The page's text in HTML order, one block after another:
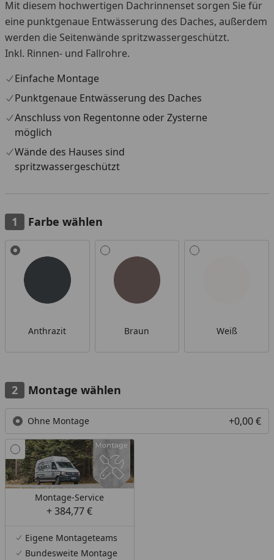
Mit diesem hochwertigen Dachrinnenset sorgen Sie für
eine punktgenaue Entwässerung des Daches, außerdem
werden die Seitenwände spritzwassergeschützt.
Inkl. Rinnen- und Fallrohre.
Einfache Montage
Punktgenaue Entwässerung des Daches
Anschluss von Regentonne oder Zysterne
möglich
Wände des Hauses sind
spritzwassergeschützt
Farbe wählen
Alle anzeigen (3)
Anthrazit Braun Weiß
Montage wählen
Ohne Montage +0,00 €
Montage-Service
+ 384,77 €
Eigene Montageteams
Bundesweite Montage